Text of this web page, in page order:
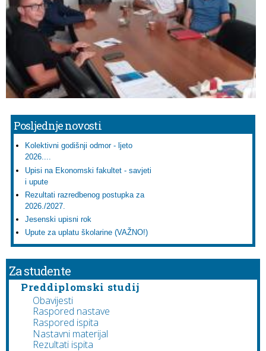
Posljednje novosti
Kolektivni godišnji odmor - ljeto
2026....
Upisi na Ekonomski fakultet - savjeti
i upute
Rezultati razredbenog postupka za
2026./2027.
Jesenski upisni rok
Upute za uplatu školarine (VAŽNO!)
Za studente
Preddiplomski studij
Obavijesti
Raspored nastave
Raspored ispita
Nastavni materijal
Rezultati ispita